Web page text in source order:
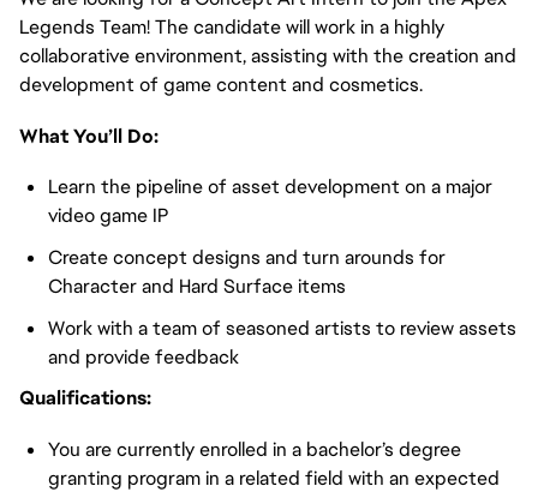
Legends Team! The candidate will work in a highly
collaborative environment, assisting with the creation and
development of game content and cosmetics.
What You’ll Do:
Learn the pipeline of asset development on a major
video game IP
Create concept designs and turn arounds for
Character and Hard Surface items
Work with a team of seasoned artists to review assets
and provide feedback
Qualifications:
You are currently enrolled in a bachelor’s degree
granting program in a related field with an expected